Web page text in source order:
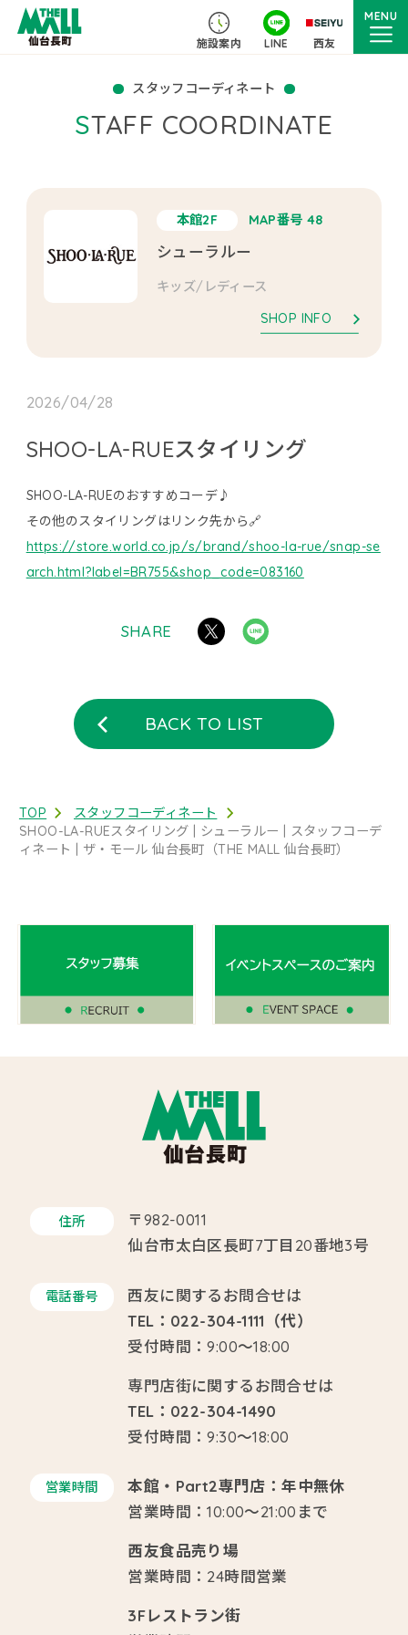
施設案内 LINE 西友
MENU
スタッフコーディネート
STAFF COORDINATE
本館2F MAP番号 48
シューラルー
キッズ/レディース
SHOP INFO
2026/04/28
SHOO-LA-RUEスタイリング
SHOO-LA-RUEのおすすめコーデ♪
その他のスタイリングはリンク先から🔗
https://store.world.co.jp/s/brand/shoo-la-rue/snap-se
arch.html?label=BR755&shop_code=083160
SHARE
BACK TO LIST
TOP
スタッフコーディネート
SHOO-LA-RUEスタイリング | シューラルー | スタッフコーデ
ィネート | ザ・モール 仙台長町（THE MALL 仙台長町）
住所
〒982-0011
仙台市太白区長町7丁目20番地3号
電話番号
西友に関するお問合せは
TEL：022-304-1111（代）
受付時間：9:00～18:00
専門店街に関するお問合せは
TEL：022-304-1490
受付時間：9:30～18:00
営業時間
本館・Part2専門店：年中無休
営業時間：10:00～21:00まで
西友食品売り場
営業時間：24時間営業
3Fレストラン街